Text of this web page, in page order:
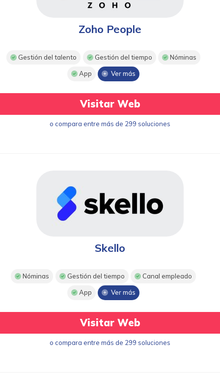
Zoho People
Gestión del talento Gestión del tiempo Nóminas
App Ver más
Visitar Web
o compara entre más de 299 soluciones
Skello
Nóminas Gestión del tiempo Canal empleado
App Ver más
Visitar Web
o compara entre más de 299 soluciones